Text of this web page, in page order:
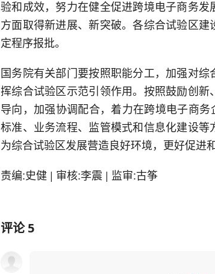
验和成效，努力在健全促进跨境电子商务
方面取得新进展、新突破。各综合试验区
定程序报批。
国务院有关部门要按照职能分工，加强对
挥综合试验区示范引领作用。按照鼓励创
导向，加强协调配合，着力在跨境电子商
标准、业务流程、监管模式和信息化建设等
为综合试验区发展营造良好环境，更好促进
责编:史健 | 审核:李震 | 监审:古筝
评论5